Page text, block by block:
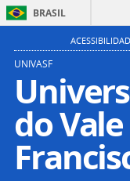
BRASIL
UNIVASF
do